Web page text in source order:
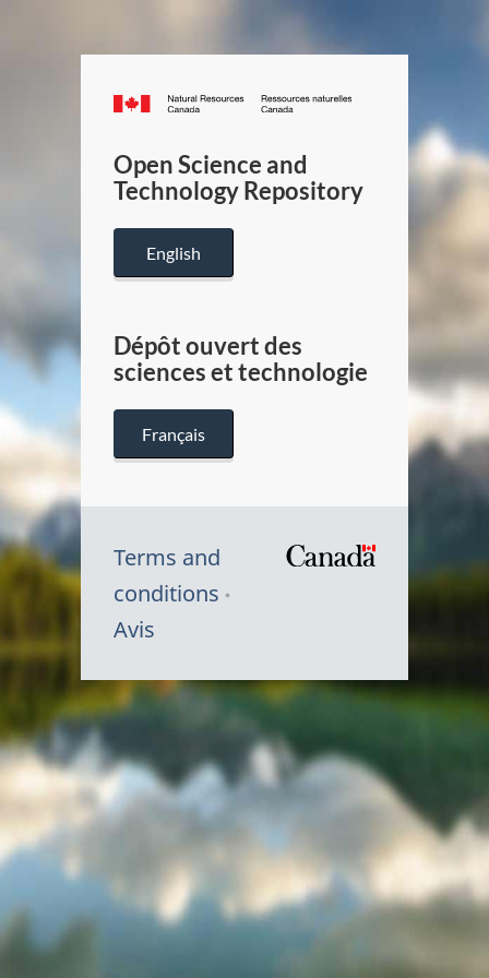
Canada.ca
/
Canada
Open Science and
Technology Repository
English
Dépôt ouvert des
sciences et technologie
Français
Terms and
conditions
Avis
Symbole
du